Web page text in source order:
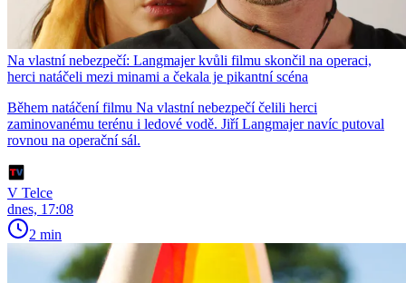
Na vlastní nebezpečí: Langmajer kvůli filmu skončil na operaci,
herci natáčeli mezi minami a čekala je pikantní scéna
Během natáčení filmu Na vlastní nebezpečí čelili herci
zaminovanému terénu i ledové vodě. Jiří Langmajer navíc putoval
rovnou na operační sál.
V Telce
dnes, 17:08
2 min